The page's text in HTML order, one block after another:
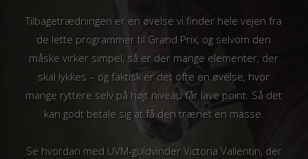
Tilbagetrædningen er en øvelse vi finder hele vejen fra
de lette programmer til Grand Prix, og selvom den
måske virker simpel, så er der mange elementer, der
skal lykkes – og faktisk er det ofte en øvelse, hvor
mange ryttere selv på højt niveau får lave point. Så det
kan godt betale sig at få den trænet en masse.
Se hvordan med UVM-guldvinder Victoria Vallentin, der